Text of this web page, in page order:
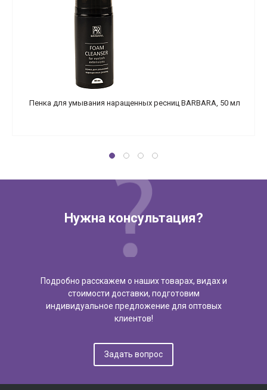
Пенка для умывания наращенных ресниц BARBARA, 50 мл
Нужна консультация?
Подробно расскажем о наших товарах, видах и
стоимости доставки, подготовим
индивидуальное предложение для оптовых
клиентов!
Задать вопрос